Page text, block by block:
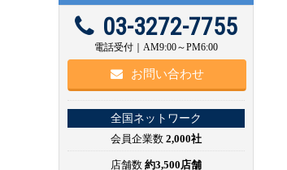
03-3272-7755
電話受付｜AM9:00～PM6:00
お問い合わせ
全国ネットワーク
会員企業数 2,000社
店舗数 約3,500店舗